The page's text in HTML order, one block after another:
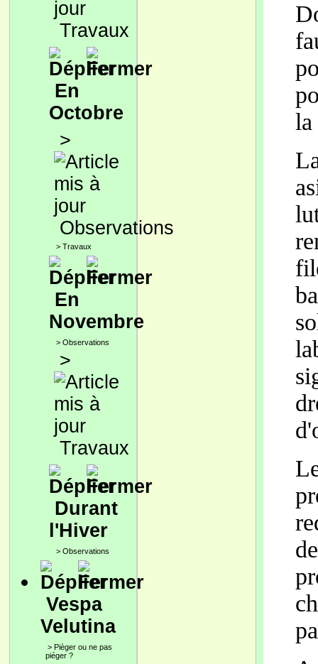
Travaux
En
Octobre
>
Observations
> Travaux
En
Novembre
> Observations
>
Travaux
Durant
l'Hiver
> Observations
Vespa
Velutina
> Pièger ou ne pas
piéger ?
la